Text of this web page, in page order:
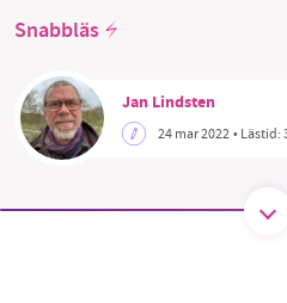
Snabbläs
Jan Lindsten
24 mar 2022• Lästid: